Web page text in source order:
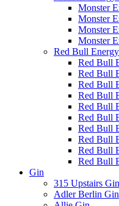
Monster
Monster
Monster
Monster
Red Bull
Red Bull
Red Bull
Red Bull
Red Bull
Red Bull
Red Bull
Red Bull
Red Bull
Red Bull
Red Bull
Gin
315 Upstairs Gin
Adler Berlin Gin